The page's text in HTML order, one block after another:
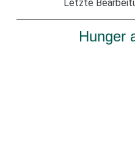
Letzte
Hunger